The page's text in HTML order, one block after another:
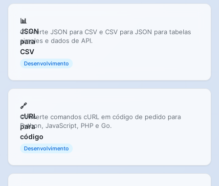
📊
JSON
para
CSV
Converte JSON para CSV e CSV para JSON para tabelas
simples e dados de API.
Desenvolvimento
🔗
cURL
para
código
Converte comandos cURL em código de pedido para
Python, JavaScript, PHP e Go.
Desenvolvimento